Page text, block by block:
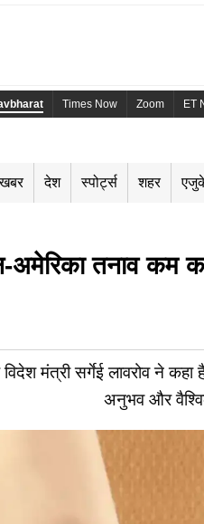
Times Now Zoom ET
देश स्पोर्ट्स शहर
अमेरिका तनाव कम
मंत्री सर्गेई लावरोव ने
अनुभव और